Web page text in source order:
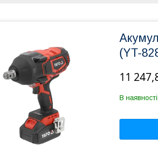
(YT-
11
В наявності